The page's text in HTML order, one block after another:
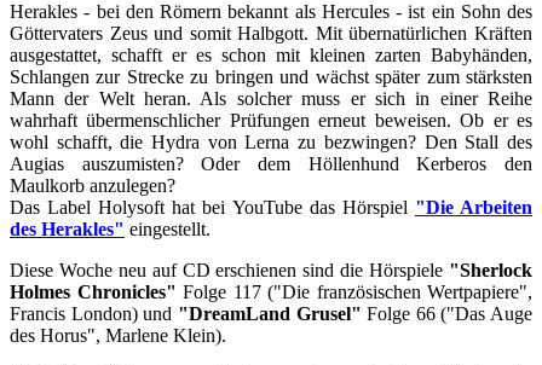
Herakles - bei den Römern bekannt als Hercules - ist ein Sohn des
Göttervaters Zeus und somit Halbgott. Mit übernatürlichen Kräften
ausgestattet, schafft er es schon mit kleinen zarten Babyhänden,
Schlangen zur Strecke zu bringen und wächst später zum stärksten
Mann der Welt heran. Als solcher muss er sich in einer Reihe
wahrhaft übermenschlicher Prüfungen erneut beweisen. Ob er es
wohl schafft, die Hydra von Lerna zu bezwingen? Den Stall des
Augias auszumisten? Oder dem Höllenhund Kerberos den
Maulkorb anzulegen?
Das Label Holysoft hat bei YouTube das Hörspiel "Die Arbeiten
des Herakles" eingestellt.
Diese Woche neu auf CD erschienen sind die Hörspiele "Sherlock
Holmes Chronicles" Folge 117 ("Die französischen Wertpapiere",
Francis London) und "DreamLand Grusel" Folge 66 ("Das Auge
des Horus", Marlene Klein).